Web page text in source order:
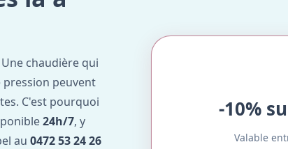
chaudière qui
peuvent
C'est pourquoi
24h/7, y
au 0472 53 24 26
-10%
Valable